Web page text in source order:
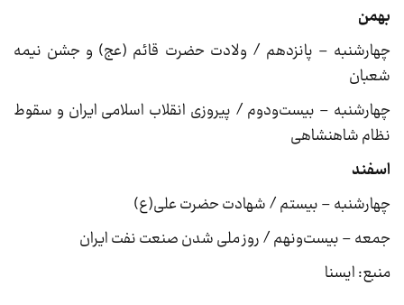
بهمن
چهارشنبه – پانزدهم / ولادت حضرت قائم (عج) و جشن نیمه
شعبان
چهارشنبه – بیست‌ودوم / پیروزی انقلاب اسلامی ایران و سقوط
نظام شاهنشاهی
اسفند
چهارشنبه – بیستم / شهادت حضرت علی(ع)
جمعه – بیست‌ونهم / روز ملی شدن صنعت نفت ایران
منبع: ایسنا